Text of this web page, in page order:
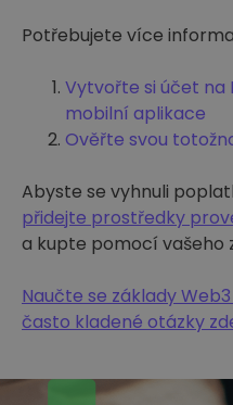
Potřebujete více
Vytvořte si účet
mobilní aplikace
Ověřte svou
Abyste se vyhnuli
přidejte prostředky
a kupte pomocí vašeho
Naučte se základy
často kladené otázky